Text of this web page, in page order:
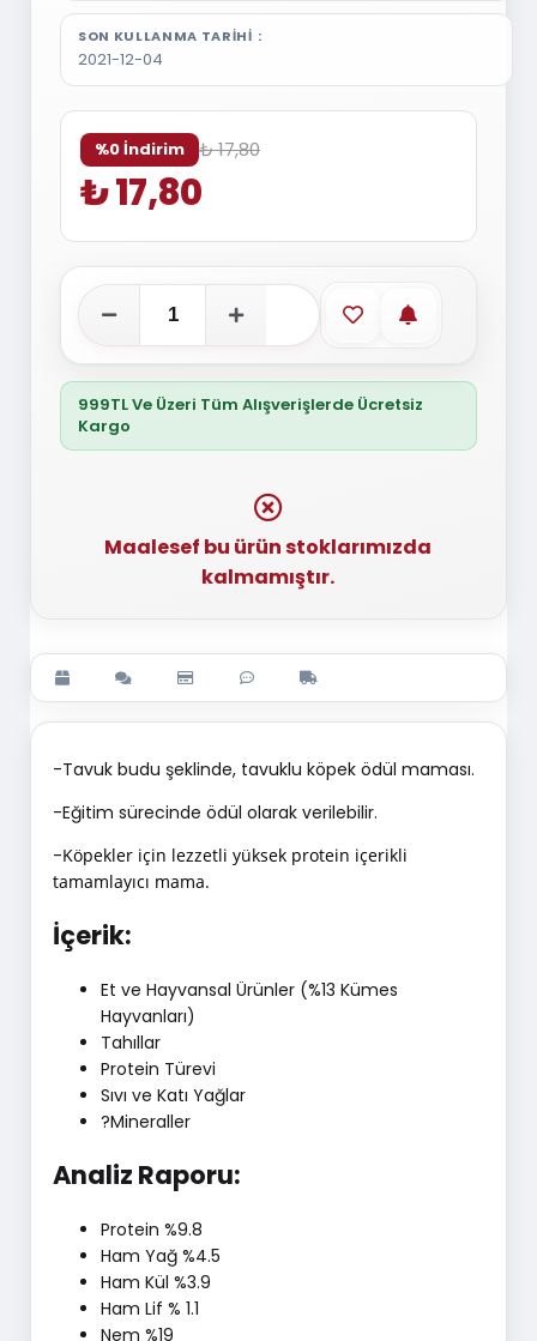
SON KULLANMA TARIHI
2021-12-04
%0 İndirim ₺ 17,80
₺ 17,80
Favorilere ekle
Stoğa
999TL Ve Üzeri Tüm Alışverişlerde Ücretsiz
Kargo
Maalesef bu ürün stoklarımızda
kalmamıştır.
-Tavuk budu şeklinde, tavuklu köpek ödül maması.
-Eğitim sürecinde ödül olarak verilebilir.
-Köpekler için lezzetli yüksek protein içerikli
tamamlayıcı mama.
İçerik:
Et ve Hayvansal Ürünler (%13 Kümes
Hayvanları)
Tahıllar
Protein Türevi
Sıvı ve Katı Yağlar
?Mineraller
Analiz Raporu:
Protein %9.8
Ham Yağ %4.5
Ham Kül %3.9
Ham Lif % 1.1
Nem %19